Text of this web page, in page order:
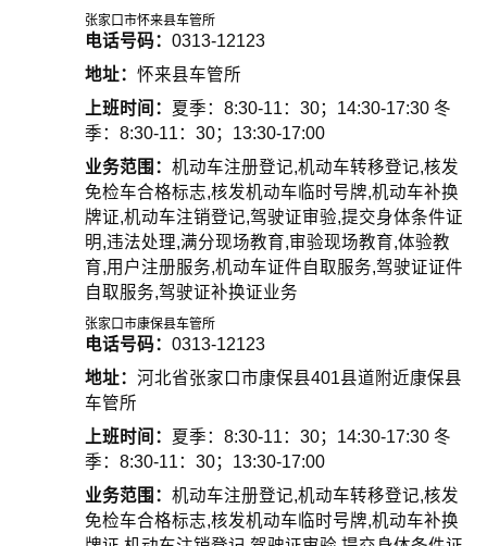
张家口市怀来县车管所
电话号码： 0313-12123
地址： 怀来县车管所
上班时间： 夏季：8:30-11：30；14:30-17:30 冬
季：8:30-11：30；13:30-17:00
业务范围： 机动车注册登记,机动车转移登记,核发
免检车合格标志,核发机动车临时号牌,机动车补换
牌证,机动车注销登记,驾驶证审验,提交身体条件证
明,违法处理,满分现场教育,审验现场教育,体验教
育,用户注册服务,机动车证件自取服务,驾驶证证件
自取服务,驾驶证补换证业务
张家口市康保县车管所
电话号码： 0313-12123
地址： 河北省张家口市康保县401县道附近康保县
车管所
上班时间： 夏季：8:30-11：30；14:30-17:30 冬
季：8:30-11：30；13:30-17:00
业务范围： 机动车注册登记,机动车转移登记,核发
免检车合格标志,核发机动车临时号牌,机动车补换